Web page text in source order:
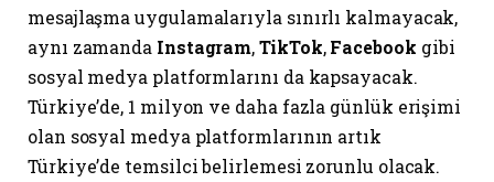
mesajlaşma uygulamalarıyla sınırlı kalmayacak,
aynı zamanda Instagram,TikTok,Facebook gibi
sosyal medya platformlarını da kapsayacak.
Türkiye’de, 1 milyon ve daha fazla günlük erişimi
olan sosyal medya platformlarının artık
Türkiye’de temsilci belirlemesi zorunlu olacak.